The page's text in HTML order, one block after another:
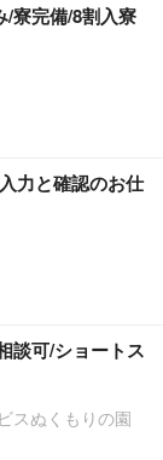
/寮完備/8割入寮
力と確認のお仕
談可/ショートス
スぬくもりの園